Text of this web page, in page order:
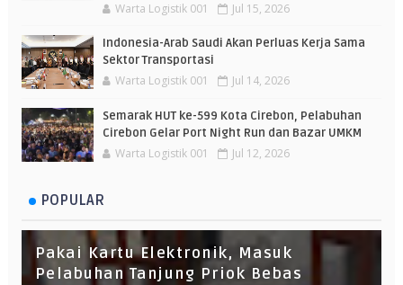
Warta Logistik 001 Jul 15, 2026
Indonesia-Arab Saudi Akan Perluas Kerja Sama
Sektor Transportasi
Warta Logistik 001 Jul 14, 2026
Semarak HUT ke-599 Kota Cirebon, Pelabuhan
Cirebon Gelar Port Night Run dan Bazar UMKM
Warta Logistik 001 Jul 12, 2026
POPULAR
Pakai Kartu Elektronik, Masuk
Pelabuhan Tanjung Priok Bebas